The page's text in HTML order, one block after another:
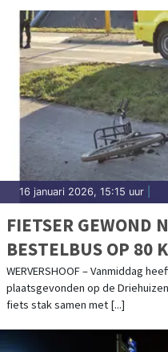
16 januari 2026, 15:15 uur
FIETSER GEWOND
BESTELBUS OP 80
WERVERSHOOF – Vanmiddag
plaatsgevonden op de
fiets stak samen met [...]